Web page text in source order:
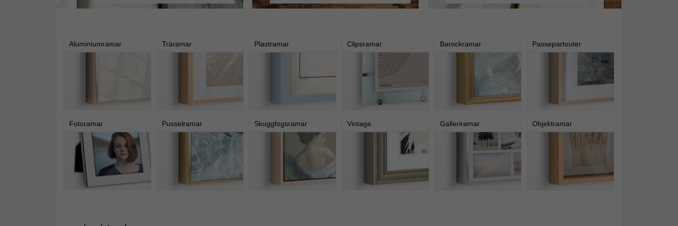
Aluminiumramar Träramar Plastramar Clipsramar Barockramar Passepartouter
Fotoramar Pusselramar Skuggfogsramar Vintage Galleriramar Objektramar